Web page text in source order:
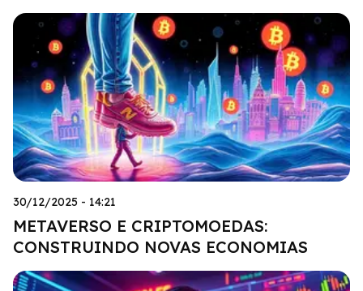
30/12/2025 - 14:21
METAVERSO E CRIPTOMOEDAS:
CONSTRUINDO NOVAS ECONOMIAS